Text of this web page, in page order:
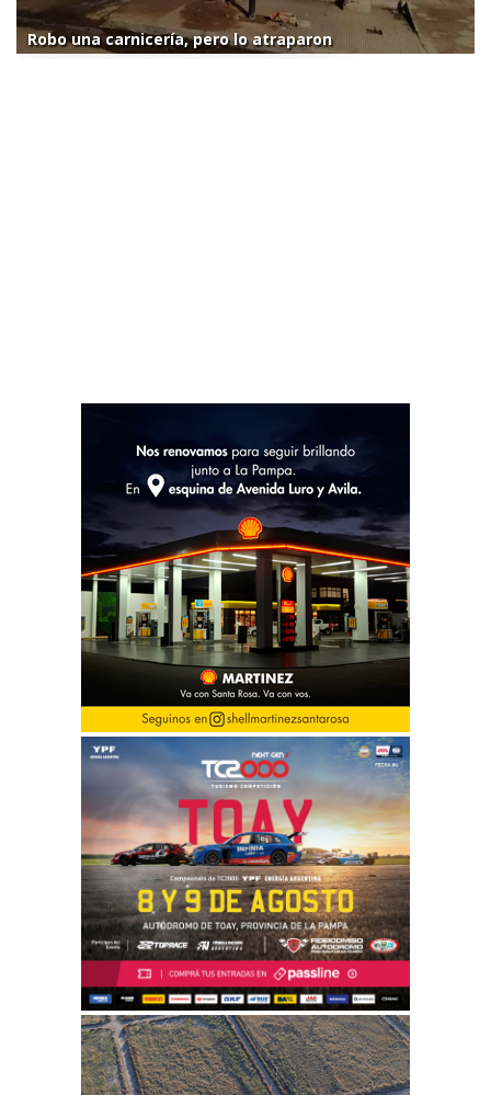
Robo una carnicería, pero lo atraparon